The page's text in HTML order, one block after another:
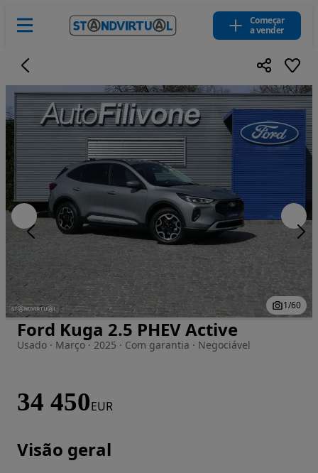
Começar
a vender
Imagem 1 de 60
1/60
Ford Kuga 2.5 PHEV Active
Usado · Março · 2025 · Com garantia · Negociável
34 450EUR
Visão geral